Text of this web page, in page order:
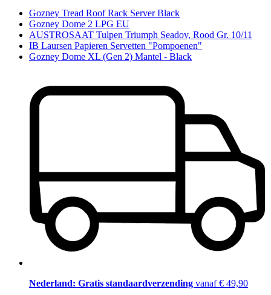
Gozney Tread Roof Rack Server Black
Gozney Dome 2 LPG EU
AUSTROSAAT Tulpen Triumph Seadov, Rood Gr. 10/11
IB Laursen Papieren Servetten "Pompoenen"
Gozney Dome XL (Gen 2) Mantel - Black
Nederland: Gratis standaardverzending vanaf € 49,90